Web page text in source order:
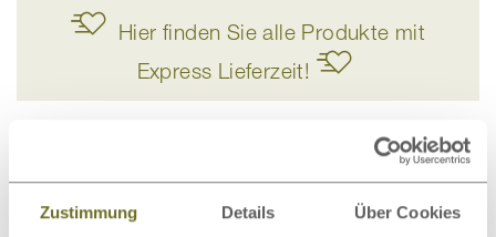
Zustimmung Details Über Cookies
Hier finden Sie alle Produkte mit
Express Lieferzeit!
Holzregale aus Esche schmeicheln dem
Ecken in Ihrem Zimmer sollten nicht ungenützt bleiben.